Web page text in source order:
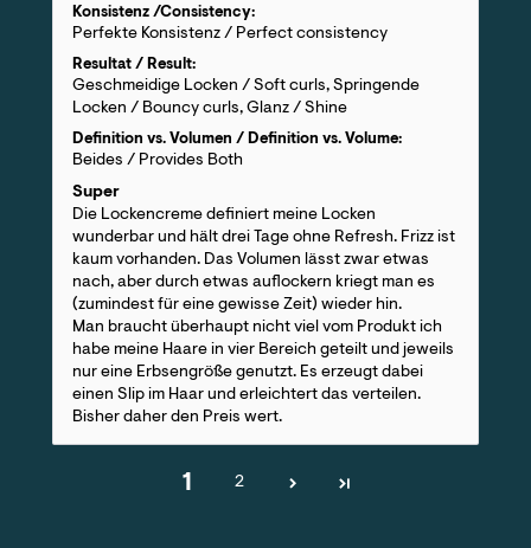
Konsistenz /Consistency:
Perfekte Konsistenz / Perfect consistency
Resultat / Result:
Geschmeidige Locken / Soft curls, Springende
Locken / Bouncy curls, Glanz / Shine
Definition vs. Volumen / Definition vs. Volume:
Beides / Provides Both
Super
Die Lockencreme definiert meine Locken
wunderbar und hält drei Tage ohne Refresh. Frizz ist
kaum vorhanden. Das Volumen lässt zwar etwas
nach, aber durch etwas auflockern kriegt man es
(zumindest für eine gewisse Zeit) wieder hin.
Man braucht überhaupt nicht viel vom Produkt ich
habe meine Haare in vier Bereich geteilt und jeweils
nur eine Erbsengröße genutzt. Es erzeugt dabei
einen Slip im Haar und erleichtert das verteilen.
Bisher daher den Preis wert.
1 2